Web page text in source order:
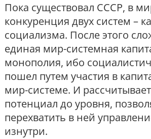
Пока существовал СССР, в
конкуренция двух систем –
социализма. После этого
единая мир-системная
монополия, ибо
пошел путем участия в
мир-системе. И
потенциал до уровня,
перехватить в ней
изнутри.